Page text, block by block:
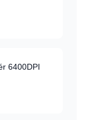
6400DPI